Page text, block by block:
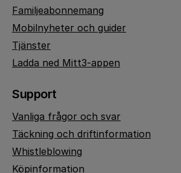
Familjeabonnemang
Mobilnyheter och guider
Tjänster
Ladda ned Mitt3-appen
Support
Vanliga frågor och svar
Täckning och driftinformation
Whistleblowing
Köpinformation